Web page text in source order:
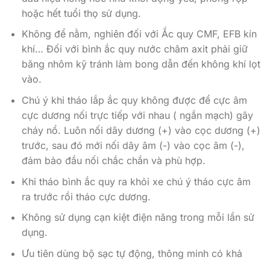
hoặc hết tuổi thọ sử dụng.
Không để nằm, nghiên đối với Ắc quy CMF, EFB kín
khí… Đối với bình ắc quy nước châm axit phải giữ
băng nhôm kỹ tránh làm bong dẫn đến không khí lọt
vào.
Chú ý khi tháo lắp ắc quy không được để cực âm
cực dương nối trực tiếp với nhau ( ngắn mạch) gây
cháy nổ. Luôn nối dây dương (+) vào cọc dương (+)
trước, sau đó mới nối dây âm (-) vào cọc âm (-),
đảm bảo đầu nối chắc chắn và phù hợp.
Khi tháo bình ắc quy ra khỏi xe chú ý tháo cực âm
ra trước rồi tháo cực dương.
Không sử dụng cạn kiệt điện năng trong mỗi lần sử
dụng.
Ưu tiên dùng bộ sạc tự động, thông minh có khả